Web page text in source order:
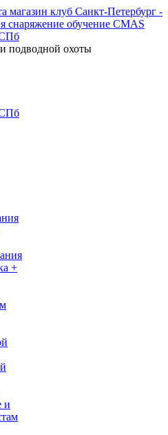
подводной охоты
+
и